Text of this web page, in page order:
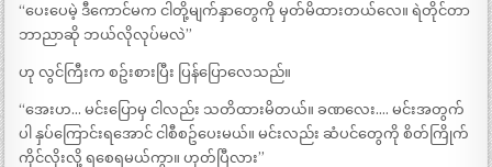
“ပေးပေမဲ့ ဒီကောင်မက ငါတို့မျက်နှာတွေကို မှတ်မိထားတယ်လေ။ ရဲတိုင်တာ
ဘာညာဆို ဘယ်လိုလုပ်မလဲ”
ဟု လွင်ကြီးက စဥ်းစားပြီး ပြန်ပြောလေသည်။
“အေးဟ… မင်းပြောမှ ငါလည်း သတိထားမိတယ်။ ခဏလေး…. မင်းအတွက်
ပါ နှပ်ကြောင်းရအောင် ငါစီစဥ်ပေးမယ်။ မင်းလည်း ဆံပင်တွေကို စိတ်ကြိုက်
ကိုင်လိုးလို့ ရစေရမယ်ကွာ။ ဟုတ်ပြီလား”